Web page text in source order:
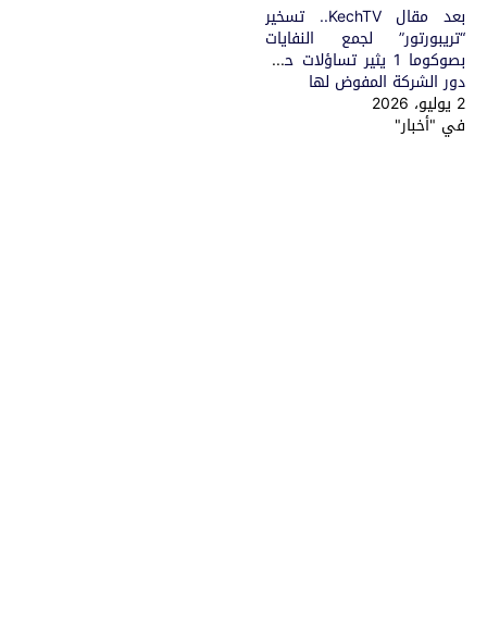
بعد مقال KechTV.. تسخير
“تريبورتور” لجمع النفايات
بصوكوما 1 يثير تساؤلات حول
دور الشركة المفوض لها
2 يوليو، 2026
في "أخبار"